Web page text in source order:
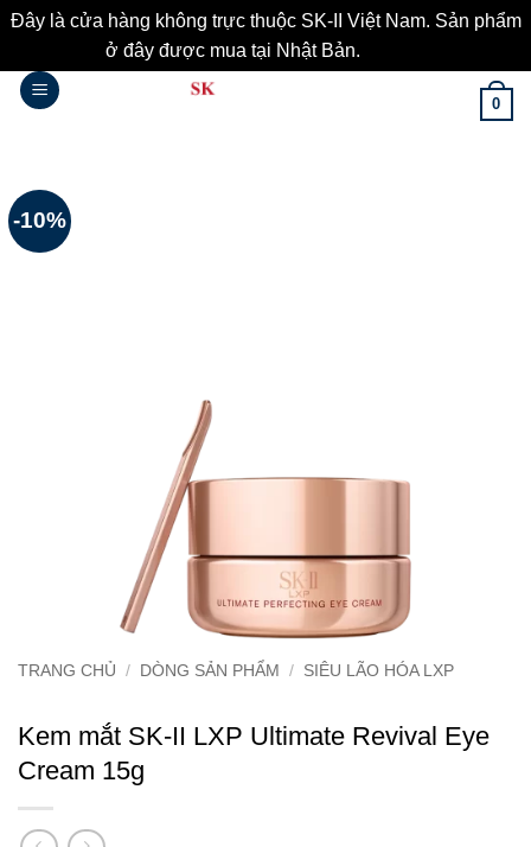
Đây là cửa hàng không trực thuộc SK-II Việt Nam. Sản phẩm
ở đây được mua tại Nhật Bản.
Bỏ
qua
0
-10%
TRANG CHỦ / DÒNG SẢN PHẨM / SIÊU LÃO HÓA LXP
Kem mắt SK-II LXP Ultimate Revival Eye
Cream 15g